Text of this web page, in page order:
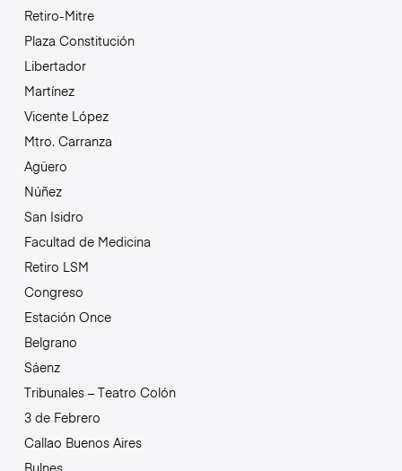
Retiro-Mitre
Plaza Constitución
Libertador
Martínez
Vicente López
Mtro. Carranza
Agüero
Núñez
San Isidro
Facultad de Medicina
Retiro LSM
Congreso
Estación Once
Belgrano
Sáenz
Tribunales – Teatro Colón
3 de Febrero
Callao Buenos Aires